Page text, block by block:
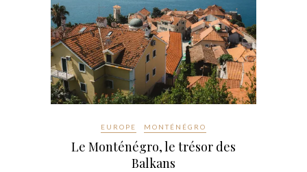
EUROPE MONTÉNÉGRO
Le Monténégro, le trésor des
Balkans